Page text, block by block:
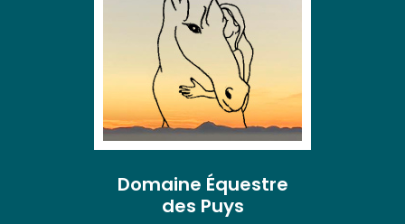
Domaine Équestre
des Puys